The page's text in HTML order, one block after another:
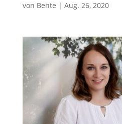
von Bente | Aug. 26, 2020